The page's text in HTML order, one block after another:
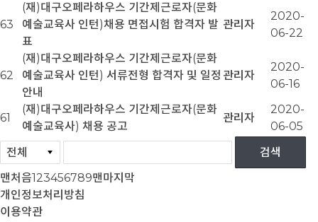
63
(재)대구오페라하우스 기간제근로자(문화
예술교육사 인턴)채용 면접시험 합격자 발
표
관리자
2020-
06-22
62
(재)대구오페라하우스 기간제근로자(문화
예술교육사 인턴) 서류전형 합격자 및 일정
안내
관리자
2020-
06-16
61
(재)대구오페라하우스 기간제근로자(문화
예술교육사) 채용 공고
관리자
2020-
06-05
맨처음123456789맨마지막
개인정보처리방침
이용약관